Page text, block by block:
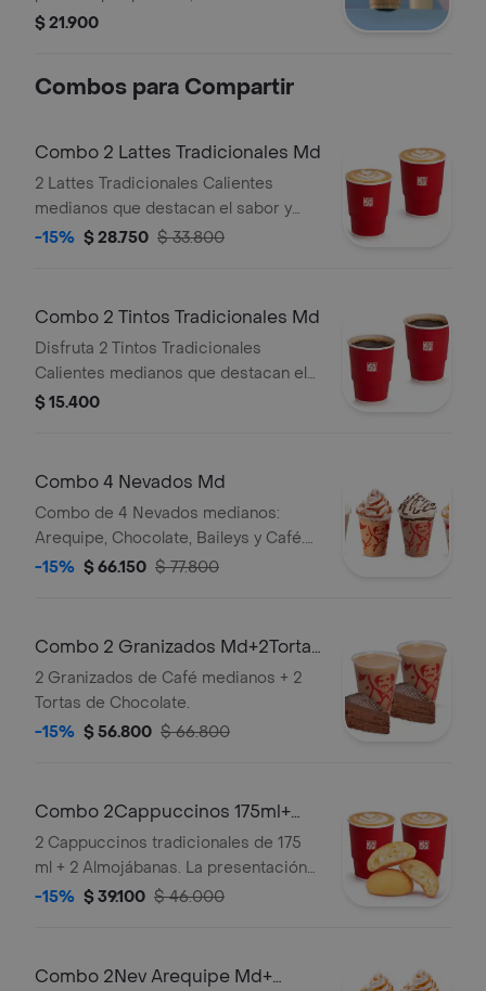
añadida. Textura granizada y
$ 21.900
Combos para Compartir
Combo 2 Lattes Tradicionales Md
2 Lattes Tradicionales Calientes
medianos que destacan el sabor y
aroma del café Juan Valdez.
-15% $ 28.750 $ 33.800
Combo 2 Tintos Tradicionales Md
Disfruta 2 Tintos Tradicionales
Calientes medianos que destacan el
sabor y aroma del café Juan Valdez.
$ 15.400
Combo 4 Nevados Md
Combo de 4 Nevados medianos:
Arequipe, Chocolate, Baileys y Café.
El Nevado Baileys contiene licor.
-15% $ 66.150 $ 77.800
Combo 2 Granizados Md+2Tortas
Chocolate
2 Granizados de Café medianos + 2
Tortas de Chocolate.
-15% $ 56.800 $ 66.800
Combo 2Cappuccinos 175ml+
2Almojabanas
2 Cappuccinos tradicionales de 175
ml + 2 Almojábanas. La presentación
del Cappuccino puede variar
transporte para pedidos a domicilio.
-15% $ 39.100 $ 46.000
Combo 2Nev Arequipe Md+